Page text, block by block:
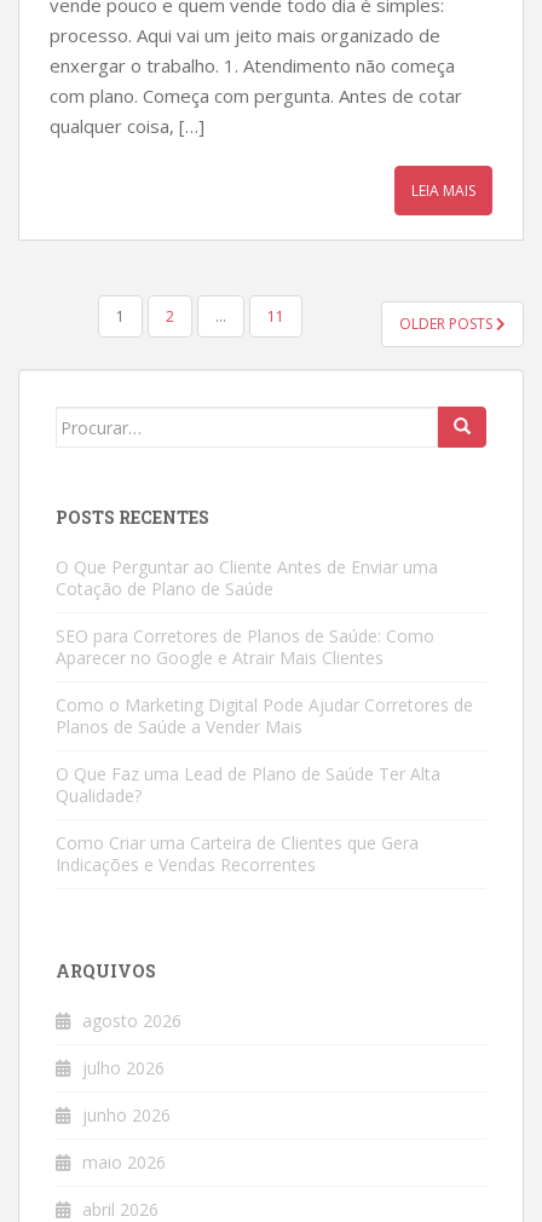
vende pouco e quem vende todo dia é simples:
processo. Aqui vai um jeito mais organizado de
enxergar o trabalho. 1. Atendimento não começa
com plano. Começa com pergunta. Antes de cotar
qualquer coisa, […]
LEIA MAIS
NAVEGAÇÃO
POSTS
1 2 … 11 OLDER POSTS
Search
POSTS RECENTES
O Que Perguntar ao Cliente Antes de Enviar uma
Cotação de Plano de Saúde
SEO para Corretores de Planos de Saúde: Como
Aparecer no Google e Atrair Mais Clientes
Como o Marketing Digital Pode Ajudar Corretores de
Planos de Saúde a Vender Mais
O Que Faz uma Lead de Plano de Saúde Ter Alta
Qualidade?
Como Criar uma Carteira de Clientes que Gera
Indicações e Vendas Recorrentes
ARQUIVOS
agosto 2026
julho 2026
junho 2026
maio 2026
abril 2026